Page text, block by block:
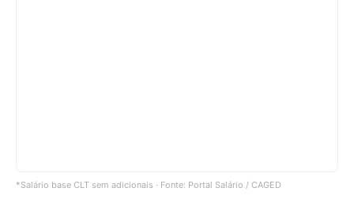
*Salário base CLT sem adicionais · Fonte: Portal Salário / CAGED